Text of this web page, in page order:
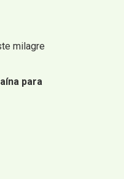
milagre
para